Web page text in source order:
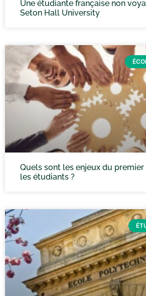
Une étudiante française non
Seton Hall University
Quels sont les enjeux du
les étudiants ?